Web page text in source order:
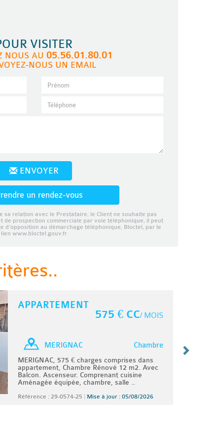
VISITER
NOUS AU 05.56.01.80.01
NOUS UN EMAIL
ENVOYER
un rendez-vous
sa relation avec le Prestataire, le Client ne souhaite pas
de prospection commerciale par voie téléphonique, il peut
d’opposition au démarchage téléphonique, Bloctel, par le
lien www.bloctel.gouv.fr
APPARTEMENT
575 € CC/ MOIS
Chambre
MERIGNAC
MERIGNAC, 575 € charges comprises dans
appartement, Chambre Rénové 12 m2. Avec
Balcon. Ascenseur. Comprenant cuisine
Aménagée équipée, chambre, salle ..
Référence : 29-0574-25 Mise à jour : 05/08/2026